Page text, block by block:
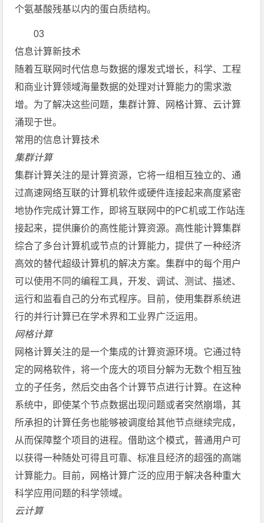
个氨基酸残基以内的蛋白质结构。
03
信息计算新技术
随着互联网时代信息与数据的爆发式增长，科学、工程
和商业计算领域海量数据的处理对计算能力的需求激
增。为了解决这些问题，集群计算、网格计算、云计算
涌现于世。
常用的信息计算技术
集群计算
集群计算关注的是计算资源，它将一组相互独立的、通
过高速网络互联的计算机软件或硬件连接起来高度紧密
地协作完成计算工作，即将互联网中的PC机或工作站连
接起来，提供廉价的高性能计算资源。高性能计算集群
综合了多台计算机或节点的计算能力，提供了一种经济
高效的替代超级计算机的解决方案。集群中的每个用户
可以使用不同的编程工具，开发、调试、测试、描述、
运行和监看自己的分布式程序。目前，使用集群系统进
行的并行计算已在学术界和工业界广泛运用。
网格计算
网格计算关注的是一个集成的计算资源环境。它通过特
定的网格软件，将一个庞大的项目分解为无数个相互独
立的子任务，然后交由各个计算节点进行计算。在这种
系统中，即使某个节点数据出现问题或者突然崩塌，其
所承担的计算任务也能够被调度给其他节点继续完成，
从而保障整个项目的进程。借助这个模式，普通用户可
以获得一种随处可得且可靠、标准且经济的超强的高端
计算能力。目前，网格计算广泛的应用于解决各种重大
科学应用问题的科学领域。
云计算